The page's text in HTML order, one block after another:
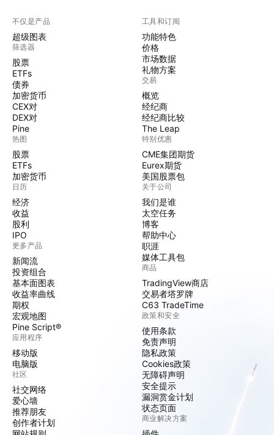
不仅是产品
超级图表
筛选器
股票
ETFs
债券
加密货币
CEX对
DEX对
Pine
热图
股票
ETFs
加密货币
日历
经济
收益
股利
IPO
更多产品
新闻流
投资组合
基本面图表
收益率曲线
期权
宏观地图
Pine Script®
应用程序
移动版
电脑版
社区
社交网络
爱心墙
推荐朋友
创作者计划
工具和订阅
功能特色
价格
市场数据
礼物方案
交易
概览
经纪商
经纪商比较
The Leap
特别优惠
CME集团期货
Eurex期货
美国股票包
关于公司
我们是谁
太空任务
博客
帮助中心
职涯
媒体工具包
商品
TradingView商店
交易者塔罗牌
C63 TradeTime
政策和安全
使用条款
免责声明
隐私政策
Cookies政策
无障碍声明
安全提示
漏洞赏金计划
状态页面
商业解决方案